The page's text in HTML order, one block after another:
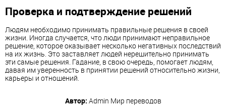
Проверка и подтверждение решений
Людям необходимо принимать правильные решения в своей
жизни. Иногда случается, что люди принимают неправильное
решение, которое оказывает несколько негативных последствий
на их жизнь. Это заставляет людей нерешительно принимать
эти самые решения. Гадание, в свою очередь, помогает людям,
давая им уверенность в принятии решений относительно жизни,
карьеры и отношений.
Автор: Admin Мир переводов